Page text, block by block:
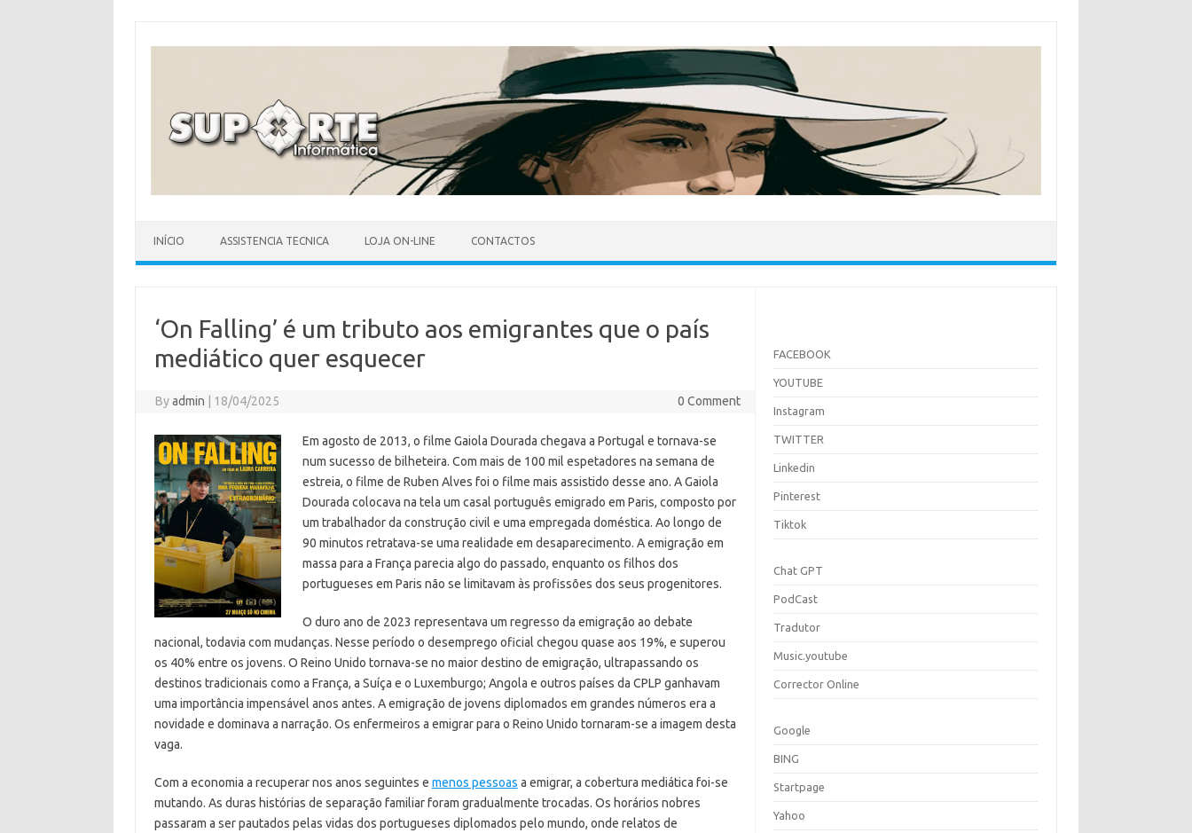
INÍCIO ASSISTENCIA TECNICA LOJA ON-LINE CONTACTOS
‘On Falling’ é um tributo aos emigrantes que o país
mediático quer esquecer
Byadmin 18/04/2025 0 Comment
Em agosto de 2013, o filme Gaiola Dourada chegava a Portugal e tornava-se
num sucesso de bilheteira. Com mais de 100 mil espetadores na semana de
estreia, o filme de Ruben Alves foi o filme mais assistido desse ano. A Gaiola
Dourada colocava na tela um casal português emigrado em Paris, composto por
um trabalhador da construção civil e uma empregada doméstica. Ao longo de
90 minutos retratava-se uma realidade em desaparecimento. A emigração em
massa para a França parecia algo do passado, enquanto os filhos dos
portugueses em Paris não se limitavam às profissões dos seus progenitores.
O duro ano de 2023 representava um regresso da emigração ao debate
nacional, todavia com mudanças. Nesse período o desemprego oficial chegou quase aos 19%, e superou
os 40% entre os jovens. O Reino Unido tornava-se no maior destino de emigração, ultrapassando os
destinos tradicionais como a França, a Suíça e o Luxemburgo; Angola e outros países da CPLP ganhavam
uma importância impensável anos antes. A emigração de jovens diplomados em grandes números era a
novidade e dominava a narração. Os enfermeiros a emigrar para o Reino Unido tornaram-se a imagem desta
vaga.
Com a economia a recuperar nos anos seguintes e menos pessoas a emigrar, a cobertura mediática foi-se
mutando. As duras histórias de separação familiar foram gradualmente trocadas. Os horários nobres
passaram a ser pautados pelas vidas dos portugueses diplomados pelo mundo, onde relatos de
FACEBOOK
YOUTUBE
Instagram
TWITTER
Linkedin
Pinterest
Tiktok
Chat GPT
PodCast
Tradutor
Music.youtube
Corrector Online
Google
BING
Startpage
Yahoo